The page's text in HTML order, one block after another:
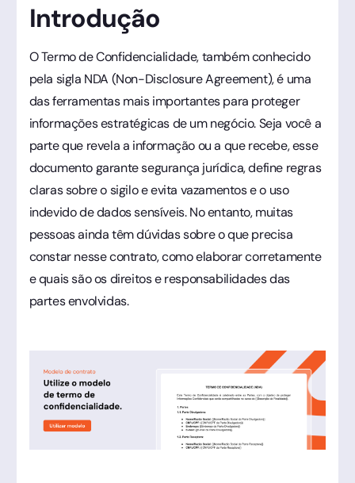
Introdução
O Termo de Confidencialidade, também conhecido
pela sigla NDA (Non-Disclosure Agreement), é uma
das ferramentas mais importantes para proteger
informações estratégicas de um negócio. Seja você a
parte que revela a informação ou a que recebe, esse
documento garante segurança jurídica, define regras
claras sobre o sigilo e evita vazamentos e o uso
indevido de dados sensíveis. No entanto, muitas
pessoas ainda têm dúvidas sobre o que precisa
constar nesse contrato, como elaborar corretamente
e quais são os direitos e responsabilidades das
partes envolvidas.